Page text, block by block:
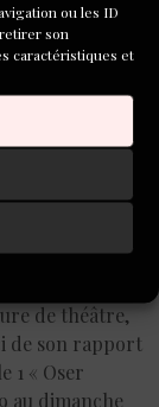
ou les ID
son
caractéristiques et
à
de théâtre,
de son rapport
1 « Oser
au dimanche